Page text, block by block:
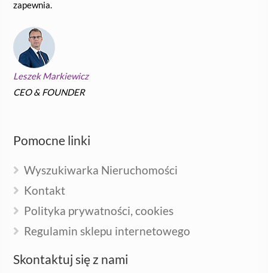
zapewnia.
Leszek Markiewicz
CEO & FOUNDER
Pomocne linki
Wyszukiwarka Nieruchomości
Kontakt
Polityka prywatności, cookies
Regulamin sklepu internetowego
Skontaktuj się z nami